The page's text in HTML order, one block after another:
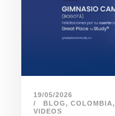
19/05/2026
BLOG, COLOMBIA,
VIDEOS